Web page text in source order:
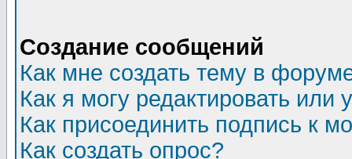
Создание сообщений
Как мне создать тему в
Как я могу редактировать или
Как присоединить подпись к
Как создать опрос?